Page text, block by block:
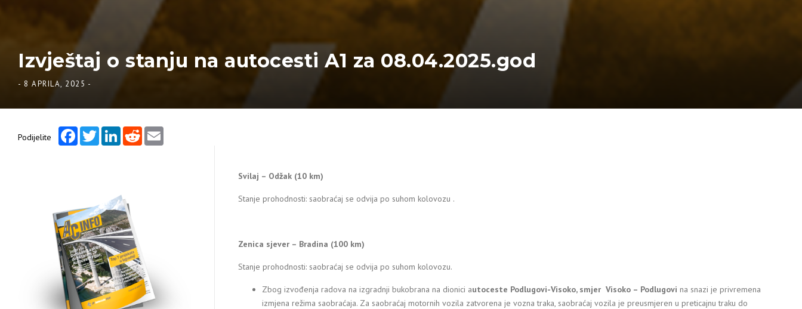
Izvještaj o stanju na autocesti A1 za 08.04.2025.god
- 8 APRILA, 2025 -
Podijelite
FacebookTwitterLinkedInReddit
Svilaj – Odžak (10 km)
Stanje prohodnosti: saobraćaj se odvija po suhom kolovozu .
Zenica sjever – Bradina (100 km)
Stanje prohodnosti: saobraćaj se odvija po suhom kolovozu.
Zbog izvođenja radova na izgradnji bukobrana na dionici autoceste Podlugovi-Visoko, smjer Visoko – Podlugovi na snazi je privremena
izmjena režima saobraćaja. Za saobraćaj motornih vozila zatvorena je vozna traka, saobraćaj vozila je preusmjeren u preticajnu traku do